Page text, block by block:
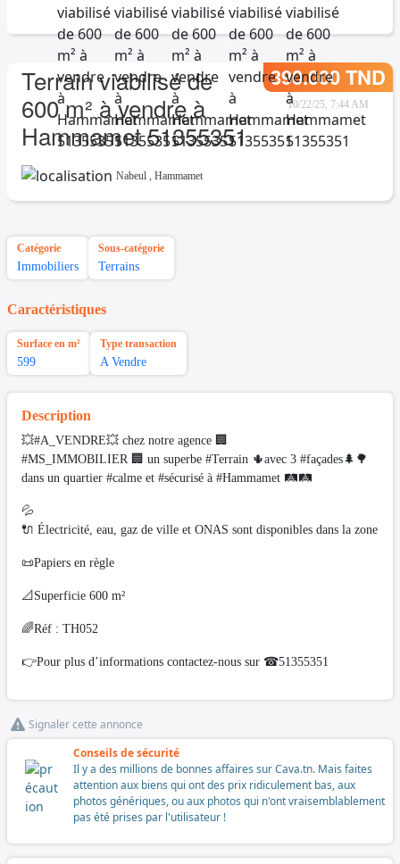
Terrain viabilisé de
600 m² à vendre à
Hammamet 51355351
390.000 TND
10/22/25, 7:44 AM
Nabeul , Hammamet
Catégorie
Immobiliers
Sous-catégorie
Terrains
Caractéristiques
Surface en m²
599
Type transaction
A Vendre
Description
💥#A_VENDRE💥 chez notre agence 🏢
#MS_IMMOBILIER 🏢 un superbe #Terrain 🌵avec 3 #façades🌲🌳
dans un quartier #calme et #sécurisé à #Hammamet 🛤🛤
💦
🔌 Électricité, eau, gaz de ville et ONAS sont disponibles dans la zone
📜Papiers en règle
📐Superficie 600 m²
🌈Réf : TH052
👉Pour plus d’informations contactez-nous sur ☎51355351
Signaler cette annonce
Conseils de sécurité
Il y a des millions de bonnes affaires sur Cava.tn. Mais faites
attention aux biens qui ont des prix ridiculement bas, aux
photos génériques, ou aux photos qui n'ont vraisemblablement
pas été prises par l'utilisateur !